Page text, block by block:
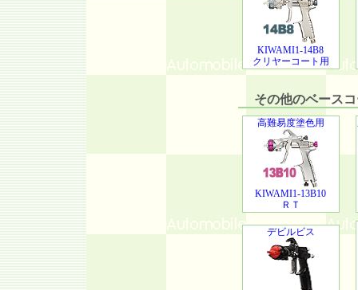
KIWAMI1-14B8
クリヤーコート用
その他のベースコ
高難易度塗色用
KIWAMI1-13B10
ＲＴ
デビルビス